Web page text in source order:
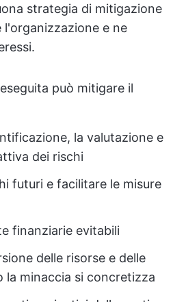
strategia di mitigazione
e ne
può mitigare il
la valutazione e
dei rischi
futuri e facilitare le misure
finanziarie evitabili
delle risorse e delle
la minaccia si concretizza